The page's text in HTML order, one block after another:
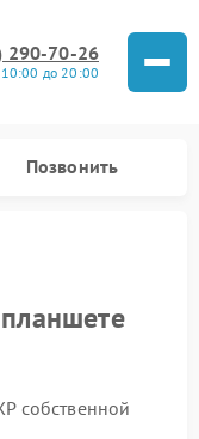
290-70-26
10:00 до 20:00
Позвонить
собственной